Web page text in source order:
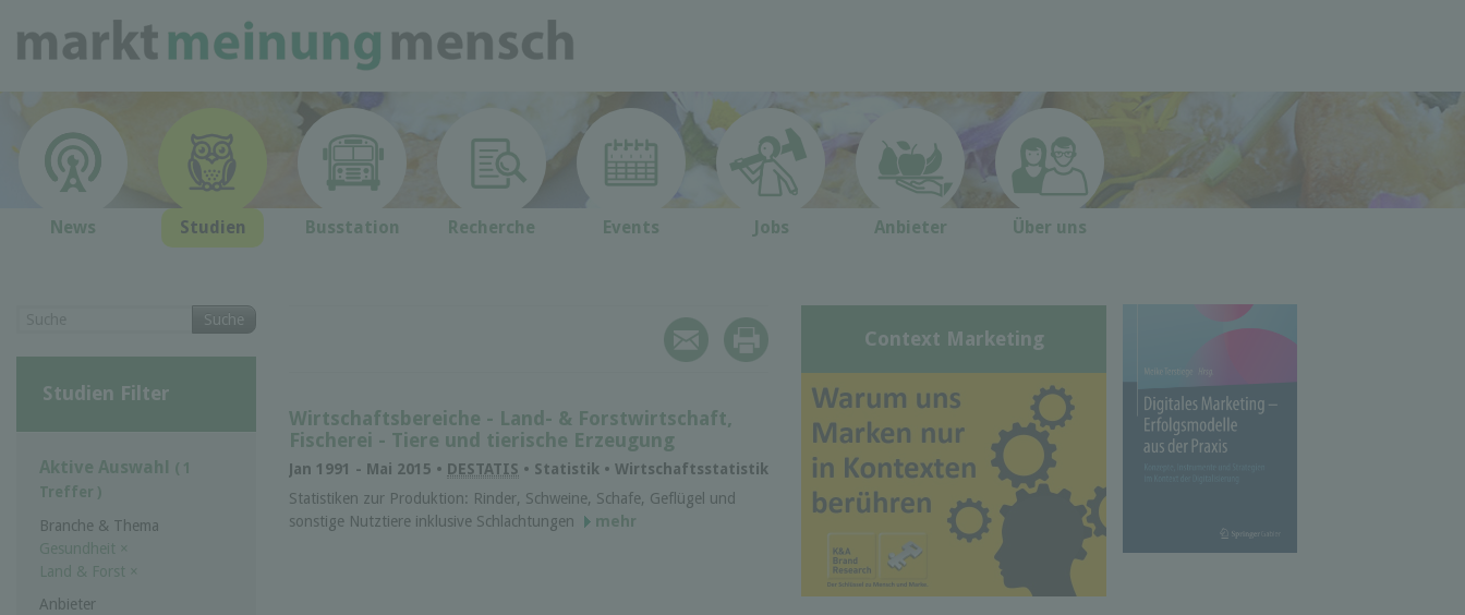
News Studien Busstation Recherche Events Jobs Anbieter Über uns
Wirtschaftsbereiche - Land- & Forstwirtschaft,
Fischerei - Tie­re und tie­ri­sche Er­zeu­gung
Jan 1991 - Mai 2015 • DESTATIS • Statistik • Wirtschaftsstatistik
Statistiken zur Produktion: Rinder, Schweine, Schafe, Geflügel und
sonstige Nutztiere inklusive Schlachtungen
mehr
Suche
Studien Filter
Aktive Auswahl ( 1
Treffer )
Branche & Thema
Gesundheit ×
Land & Forst ×
Anbieter
Context Marketing